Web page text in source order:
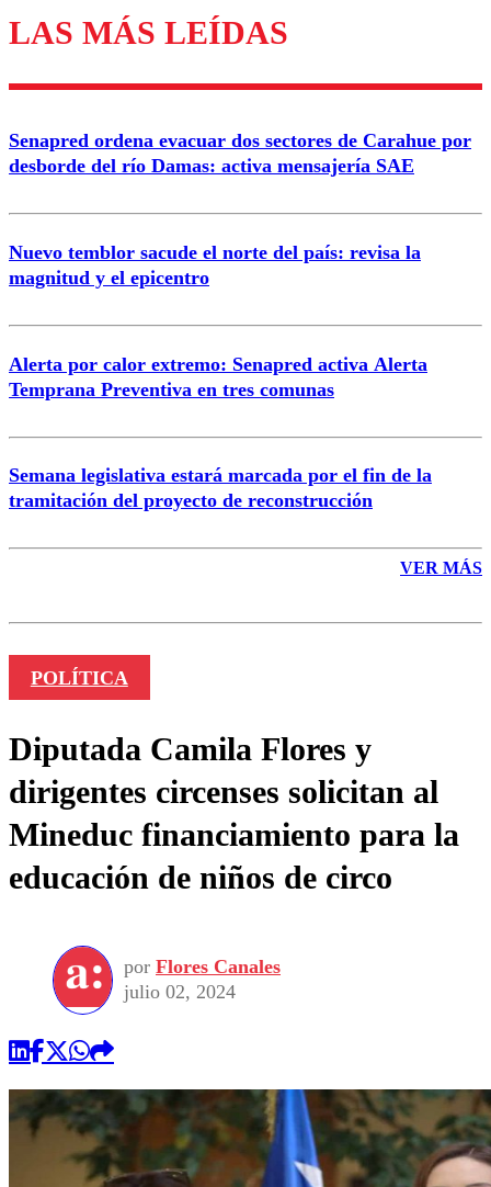
Los comentarios son moderados para garantizar un
diálogo respetuoso.
Correo
LAS MÁS LEÍDAS
Senapred ordena evacuar dos sectores de Carahue por
desborde del río Damas: activa mensajería SAE
Nuevo temblor sacude el norte del país: revisa la
magnitud y el epicentro
Alerta por calor extremo: Senapred activa Alerta
Temprana Preventiva en tres comunas
Semana legislativa estará marcada por el fin de la
tramitación del proyecto de reconstrucción
VER MÁS
POLÍTICA
Diputada Camila Flores y
dirigentes circenses solicitan al
Mineduc financiamiento para la
educación de niños de circo
por Flores Canales
julio 02, 2024